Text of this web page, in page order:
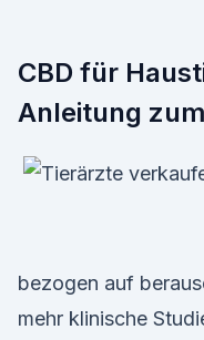
CBD für
Anleitung
bezogen auf
mehr klinische